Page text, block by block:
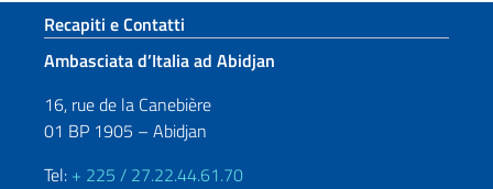
Sezione footer
Recapiti e Contatti
Ambasciata d’Italia ad Abidjan
16, rue de la Canebière
01 BP 1905 – Abidjan
Tel: + 225 / 27.22.44.61.70